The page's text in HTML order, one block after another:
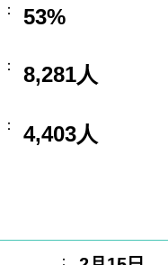
： 53%
： 8,281人
： 4,403人
：